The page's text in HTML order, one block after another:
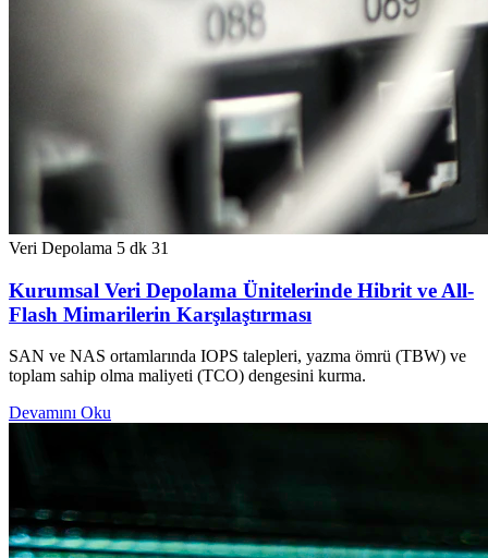
Veri Depolama 5 dk 31
Kurumsal Veri Depolama Ünitelerinde Hibrit ve All-
Flash Mimarilerin Karşılaştırması
SAN ve NAS ortamlarında IOPS talepleri, yazma ömrü (TBW) ve
toplam sahip olma maliyeti (TCO) dengesini kurma.
Devamını Oku